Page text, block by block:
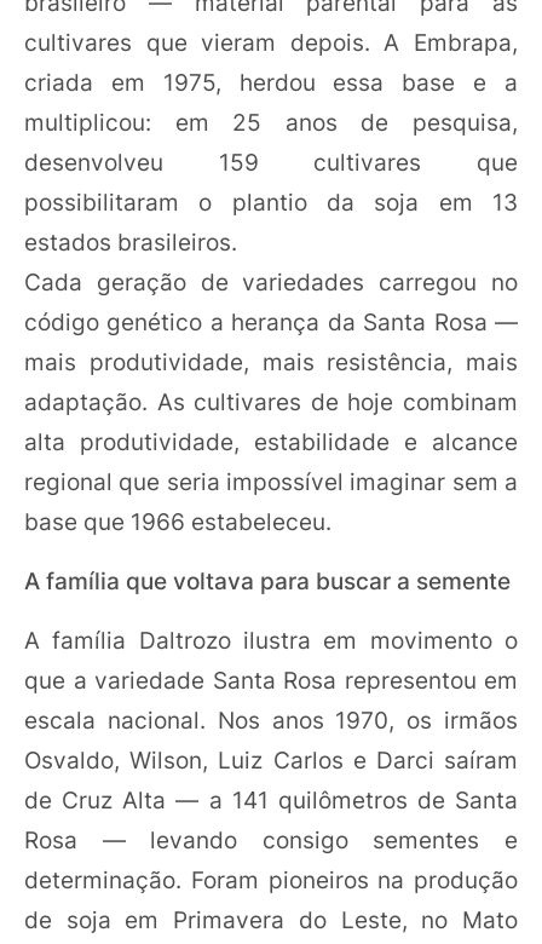
cultivares que vieram depois. A Embrapa,
criada em 1975, herdou essa base e a
multiplicou: em 25 anos de pesquisa,
desenvolveu 159 cultivares que
possibilitaram o plantio da soja em 13
estados brasileiros.
Cada geração de variedades carregou no
código genético a herança da Santa Rosa —
mais produtividade, mais resistência, mais
adaptação. As cultivares de hoje combinam
alta produtividade, estabilidade e alcance
regional que seria impossível imaginar sem a
base que 1966 estabeleceu.
A família que voltava para buscar a semente
A família Daltrozo ilustra em movimento o
que a variedade Santa Rosa representou em
escala nacional. Nos anos 1970, os irmãos
Osvaldo, Wilson, Luiz Carlos e Darci saíram
de Cruz Alta — a 141 quilômetros de Santa
Rosa — levando consigo sementes e
determinação. Foram pioneiros na produção
de soja em Primavera do Leste, no Mato